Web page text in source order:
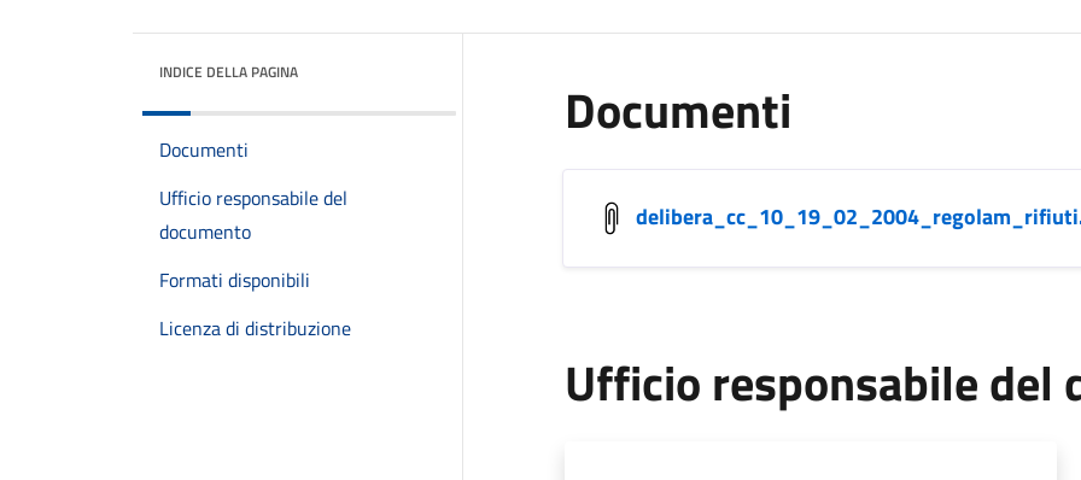
INDICE DELLA PAGINA
Documenti
Ufficio responsabile del
documento
Formati disponibili
Licenza di distribuzione
Documenti
Ufficio responsabile del